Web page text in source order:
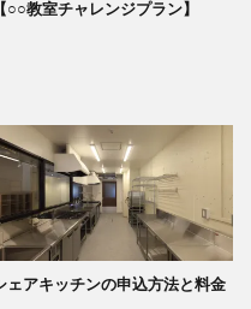
【○○教室チャレンジプラン】
ェアキッチンの申込方法と料金